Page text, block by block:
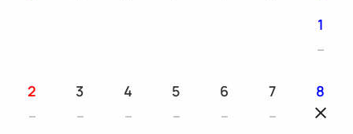
1
2 3 4 5 6 7 8